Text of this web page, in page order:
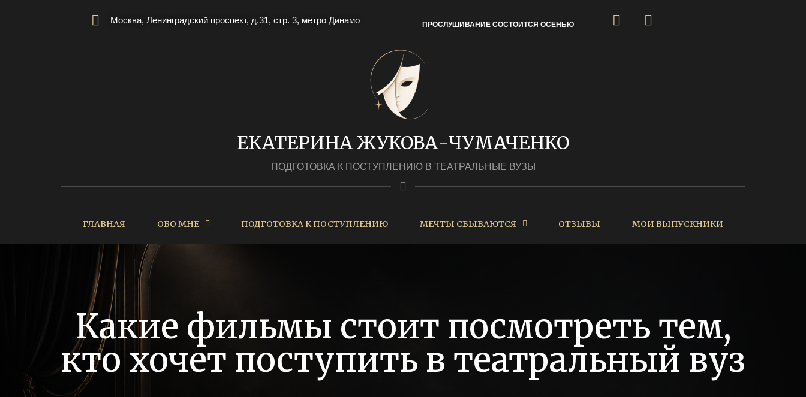
Москва, Ленинградский проспект, д.31, стр. 3, метро Динамо ПРОСЛУШИВАНИЕ СОСТОИТСЯ ОСЕНЬЮ
ЕКАТЕРИНА ЖУКОВА-ЧУМАЧЕНКО
ПОДГОТОВКА К ПОСТУПЛЕНИЮ В ТЕАТРАЛЬНЫЕ ВУЗЫ
ГЛАВНАЯ ОБО МНЕ ПОДГОТОВКА К ПОСТУПЛЕНИЮ МЕЧТЫ СБЫВАЮТСЯ ОТЗЫВЫ МОИ ВЫПУСКНИКИ
Какие фильмы стоит посмотреть тем,
кто хочет поступить в театральный вуз